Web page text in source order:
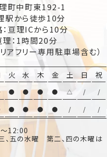
町中町東192-1
駅から徒歩10分
：亘理ICから10分
理：1時間20分
アフリー専用駐車場含む）
火 水 木 金 土 日 祝
● ● ● ● △ / /
● ● ● ● / / /
12:00
、五の水曜 第二、四の木曜は